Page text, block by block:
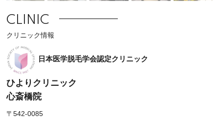
CLINIC
クリニック情報
日本医学脱毛学会認定クリニック
ひよりクリニック
心斎橋院
〒542-0085